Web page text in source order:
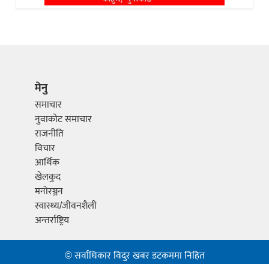
मेनु
समाचार
नुवाकोट समाचार
राजनीति
विचार
आर्थिक
खेलकुद
मनोरञ्जन
स्वास्थ्य/जीवनशैली
अन्तर्राष्ट्रिय
© सर्वाधिकार विदुर खबर डटकममा निहित